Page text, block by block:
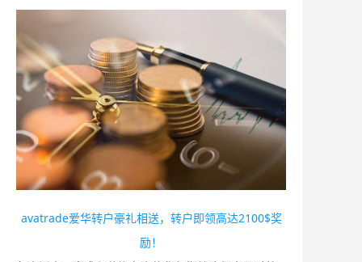
avatrade爱华转户豪礼相送，转户即领高达2100$奖
励！